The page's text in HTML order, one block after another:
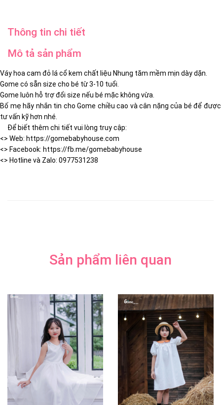
Thông tin chi tiết
Mô tả sản phẩm
Váy hoa cam đỏ lá cổ kem chất liệu Nhung tăm mềm mịn dày dặn.
Gome có sẵn size cho bé từ 3-10 tuổi.
Gome luôn hỗ trợ đổi size nếu bé mặc không vừa.
Bố mẹ hãy nhắn tin cho Gome chiều cao và cân nặng của bé để được
tư vấn kỹ hơn nhé.
Để biết thêm chi tiết vui lòng truy cập:
<> Web: https://gomebabyhouse.com
<> Facebook: https://fb.me/gomebabyhouse
<> Hotline và Zalo: 0977531238
Sản phẩm liên quan